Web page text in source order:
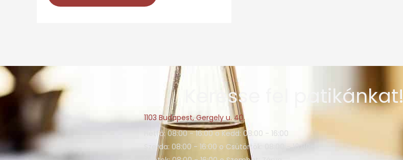
Keresse fel patikánkat!
1103 Budapest, Gergely u. 40.
Hétfő: 08:00 - 16:00 o Kedd: 08:00 - 16:00
Szerda: 08:00 - 16:00 o Csütörtök: 08:00 - 16:00